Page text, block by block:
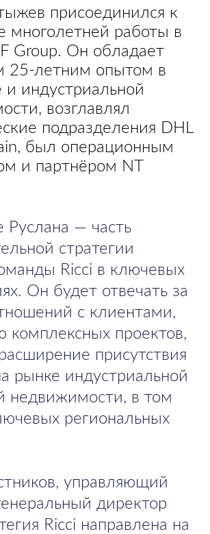
присоединился к
многолетней работы в
Group. Он обладает
25-летним опытом в
и индустриальной
возглавлял
подразделения DHL
был операционным
и партнёром NT
Руслана — часть
стратегии
Ricci в ключевых
Он будет отвечать за
с клиентами,
комплексных проектов,
присутствия
рынке индустриальной
недвижимости, в том
региональных
управляющий
директор
Ricci направлена на